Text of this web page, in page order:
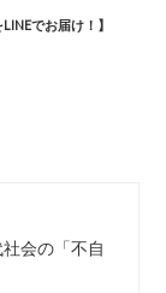
でお届け！】
会の「不自